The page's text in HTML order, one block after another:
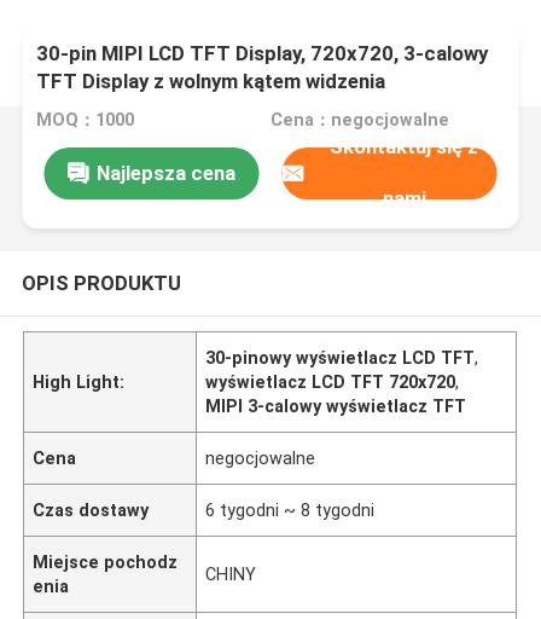
30-pin MIPI LCD TFT Display, 720x720, 3-calowy
TFT Display z wolnym kątem widzenia
MOQ：1000 Cena：negocjowalne
Najlepsza cena
Skontaktuj się z
nami
OPIS PRODUKTU
High Light:
30-pinowy wyświetlacz LCD TFT,
wyświetlacz LCD TFT 720x720,
MIPI 3-calowy wyświetlacz TFT
Cena negocjowalne
Czas dostawy 6 tygodni ~ 8 tygodni
Miejsce pochodz
enia
CHINY